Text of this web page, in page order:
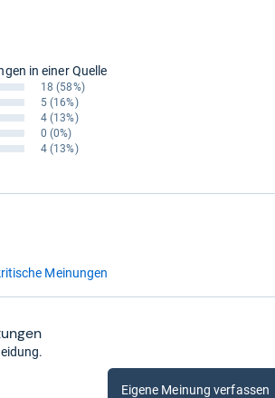
in einer Quelle
18 (58%)
5 (16%)
4 (13%)
0 (0%)
4 (13%)
Meinungen
Eigene Meinung verfassen